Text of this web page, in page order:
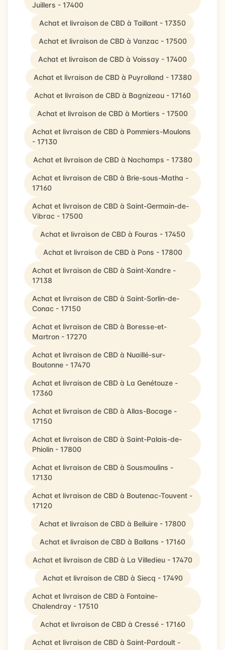
Juillers - 17400
Achat et livraison de CBD à Taillant - 17350
Achat et livraison de CBD à Vanzac - 17500
Achat et livraison de CBD à Voissay - 17400
Achat et livraison de CBD à Puyrolland - 17380
Achat et livraison de CBD à Bagnizeau - 17160
Achat et livraison de CBD à Mortiers - 17500
Achat et livraison de CBD à Pommiers-Moulons
- 17130
Achat et livraison de CBD à Nachamps - 17380
Achat et livraison de CBD à Brie-sous-Matha -
17160
Achat et livraison de CBD à Saint-Germain-de-
Vibrac - 17500
Achat et livraison de CBD à Fouras - 17450
Achat et livraison de CBD à Pons - 17800
Achat et livraison de CBD à Saint-Xandre -
17138
Achat et livraison de CBD à Saint-Sorlin-de-
Conac - 17150
Achat et livraison de CBD à Boresse-et-
Martron - 17270
Achat et livraison de CBD à Nuaillé-sur-
Boutonne - 17470
Achat et livraison de CBD à La Genétouze -
17360
Achat et livraison de CBD à Allas-Bocage -
17150
Achat et livraison de CBD à Saint-Palais-de-
Phiolin - 17800
Achat et livraison de CBD à Sousmoulins -
17130
Achat et livraison de CBD à Boutenac-Touvent -
17120
Achat et livraison de CBD à Belluire - 17800
Achat et livraison de CBD à Ballans - 17160
Achat et livraison de CBD à La Villedieu - 17470
Achat et livraison de CBD à Siecq - 17490
Achat et livraison de CBD à Fontaine-
Chalendray - 17510
Achat et livraison de CBD à Cressé - 17160
Achat et livraison de CBD à Saint-Pardoult -